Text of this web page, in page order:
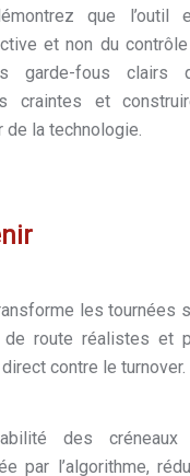
que
et non du
garde-fous clairs
craintes et
de la technologie.
les tournées
de route réalistes et
direct contre le turnover.
des créneaux
par l’algorithme,